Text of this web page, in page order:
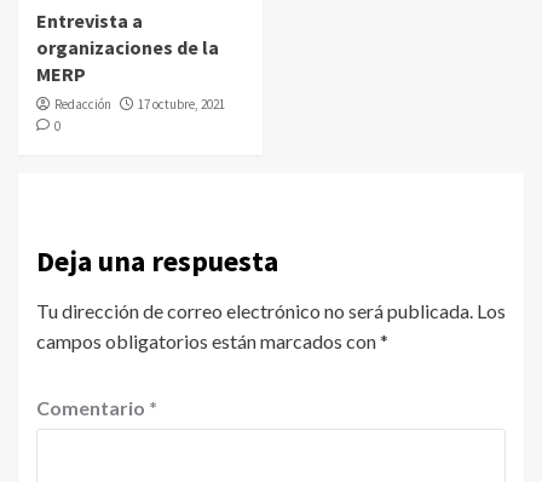
Entrevista a
organizaciones de la
MERP
Redacción
17 octubre, 2021
0
Deja una respuesta
Tu dirección de correo electrónico no será publicada. Los
campos obligatorios están marcados con*
Comentario *